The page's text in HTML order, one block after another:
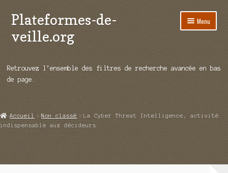
Aller
à
la
Aller
au
contenu
Plateformes-de-
veille.org
Menu
Répertoire d’ouitils
Démos vidéos
Retrouvez l’ensemble des filtres de recherche avancée en bas
de page.
Accueil Non classé
La Cyber Threat Intelligence, activité
indispensable aux décideurs